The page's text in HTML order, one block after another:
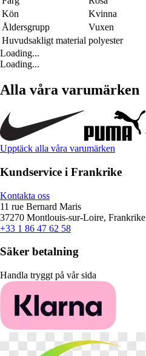
Kön
Kvinna
Åldersgrupp
Vuxen
Huvudsakligt material polyester
Loading...
Loading...
Alla våra varumärken
Upptäck alla våra varumärken
Kundservice i Frankrike
Kontakta oss
11 rue Bernard Maris
37270 Montlouis-sur-Loire, Frankrike
+33 1 86 47 62 58
Säker betalning
Handla tryggt på vår sida